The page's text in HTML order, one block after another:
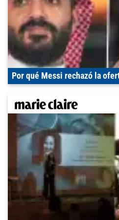
Por qué Messi rechazó la